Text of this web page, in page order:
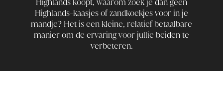
Highlands-kaasjes of zandkoekjes voor in je
mandje? Het is een kleine, relatief betaalbare
manier om de ervaring voor jullie beiden te
verbeteren.